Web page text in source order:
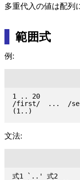
多重代入の値は配列
範囲式
例:
1 .. 20
/first/  ...  /
文法:
式1 `..' 式2